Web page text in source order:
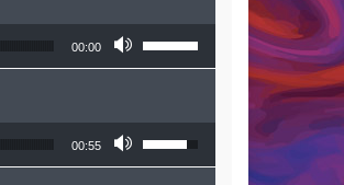
00:00
Utilisez les flèches haut/
00:55
Utilisez les flèches haut/